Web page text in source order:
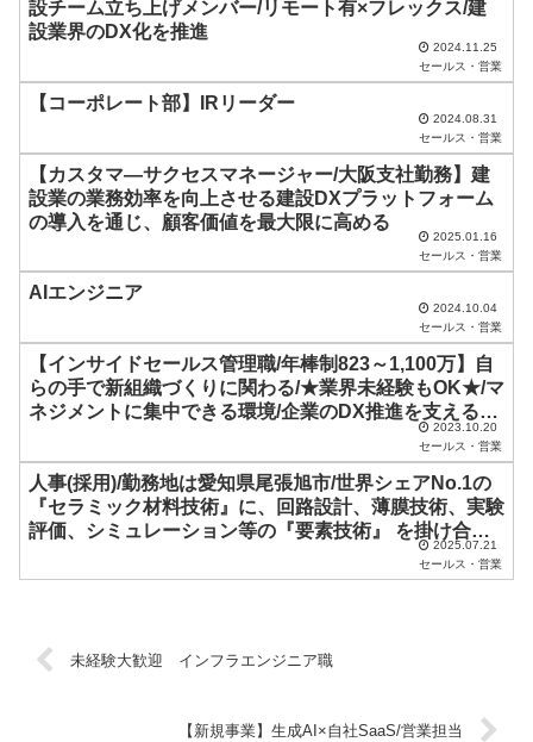
は
空
の
ま
し
く
さ
い
。
設チーム立ち上げメンバー/リモート有×フレックス/建
設業界のDX化を推進
2024.11.25
セールス・営業
【コーポレート部】IRリーダー
2024.08.31
セールス・営業
【カスタマ―サクセスマネージャー/大阪支社勤務】建
設業の業務効率を向上させる建設DXプラットフォーム
の導入を通じ、顧客価値を最大限に高める
2025.01.16
セールス・営業
AIエンジニア
2024.10.04
セールス・営業
【インサイドセールス管理職/年棒制823～1,100万】自
らの手で新組織づくりに関わる/★業界未経験もOK★/マ
ネジメントに集中できる環境/企業のDX推進を支える事
2023.10.20
セールス・営業
人事(採用)/勤務地は愛知県尾張旭市/世界シェアNo.1の
『セラミック材料技術』に、回路設計、薄膜技術、実験
評価、シミュレーション等の『要素技術』 を掛け合わ
せ独自の高付加価値な製品を世に送り出す東証プライム
上場メーカーの国内外顧客へのフロント
2025.07.21
セールス・営業
未経験大歓迎 インフラエンジニア職
【新規事業】生成AI×自社SaaS/営業担当